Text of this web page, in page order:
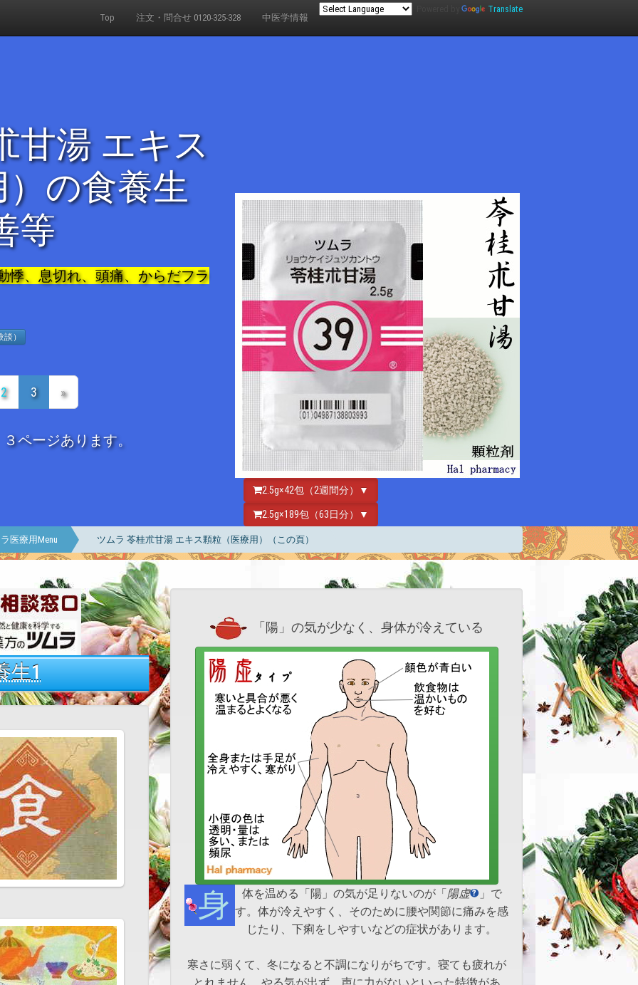
Top 注文・問合せ 0120-325-328 中医学情報
Translate
甘湯 エキス
の食養生
等
悸、息切れ、頭痛、からだフラ
）
2 3 »
ページあります。
2.5g×42包（2週間分）▼
2.5g×189包（63日分）▼
医療用Menu ツムラ 苓桂朮甘湯 エキス顆粒（医療用）（この頁）
生1
「陽」の気が少なく、身体が冷えている
身体を温める「陽」の気が足りないのが「陽虚
」で
す。体が冷えやすく、そのために腰や関節に痛みを感
じたり、下痢をしやすいなどの症状があります。
寒さに弱くて、冬になると不調になりがちです。寝ても疲れが